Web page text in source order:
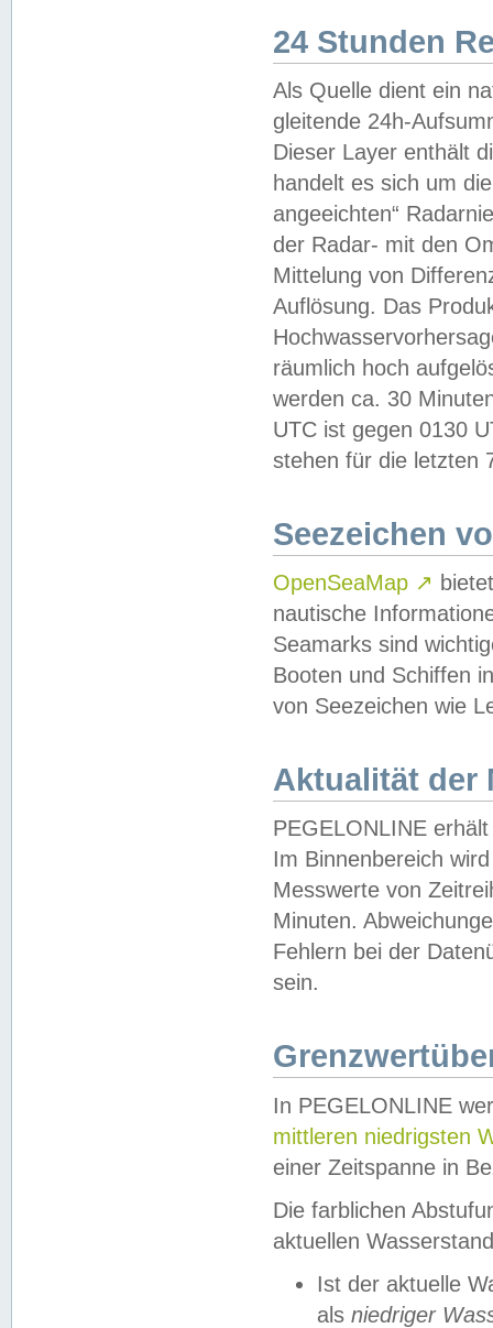
24 Stunden
Als Quelle dient ein
gleitende 24h-
Dieser Layer enthält
handelt es sich um
angeeichten“
der Radar- mit den
Mittelung von
Auflösung. Das
räumlich hoch
werden ca. 30
UTC ist gegen 0130
stehen für die letzten
Seezeichen
OpenSeaMap ↗
nautische
Seamarks sind
Booten und Schiffen
von Seezeichen wie
Aktualität der
PEGELONLINE
Im Binnenbereich
Messwerte von
Minuten.
Fehlern bei der
sein.
In PEGELONLINE
mittleren niedrigsten
einer Zeitspanne in
Die farblichen
aktuellen
Ist der aktuelle
als niedriger